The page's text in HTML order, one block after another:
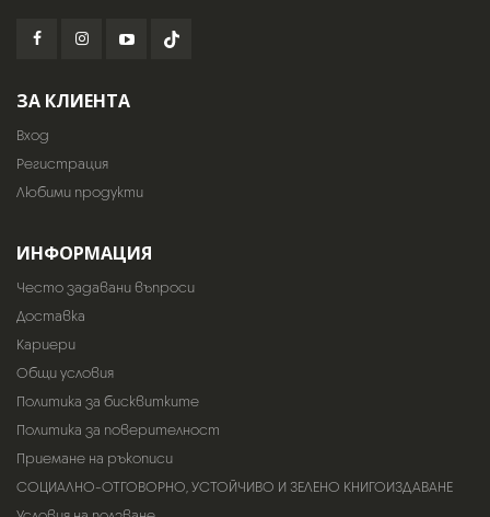
ЗА КЛИЕНТА
Вход
Регистрация
Любими продукти
ИНФОРМАЦИЯ
Често задавани въпроси
Доставка
Кариери
Общи условия
Политика за бисквитките
Политика за поверителност
Приемане на ръкописи
СОЦИАЛНО-ОТГОВОРНО, УСТОЙЧИВО И ЗЕЛЕНО КНИГОИЗДАВАНЕ